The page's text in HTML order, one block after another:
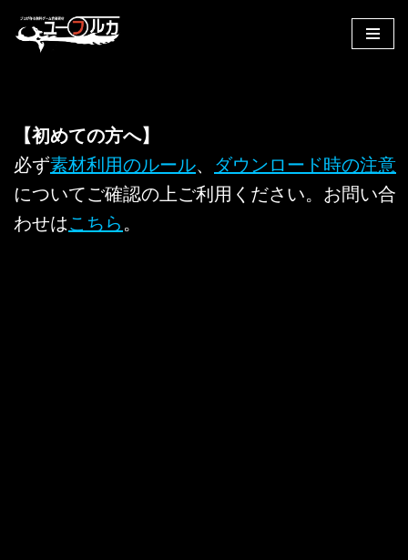
へ
キ
ッ
【初めての方へ】
必ず素材利用のルール、 ダウンロード時の注意
についてご確認の上ご利用ください。お問い合
わせはこちら 。